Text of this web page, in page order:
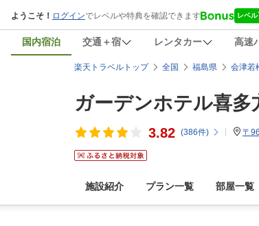
国内宿泊 交通＋宿 レンタカー 高速
楽天トラベルトップ 全国 福島県 会津若
ガーデンホテル喜多
3.82 (386件) 〒
施設紹介 プラン一覧 部屋一覧